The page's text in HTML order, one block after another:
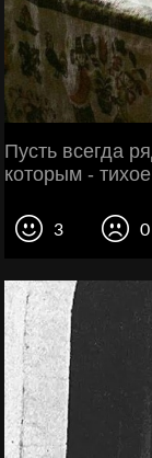
Пусть всегда
которым -
3 0